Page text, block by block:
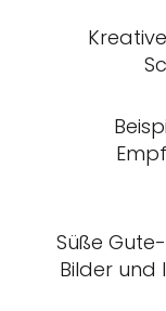
Süße
Bilder und